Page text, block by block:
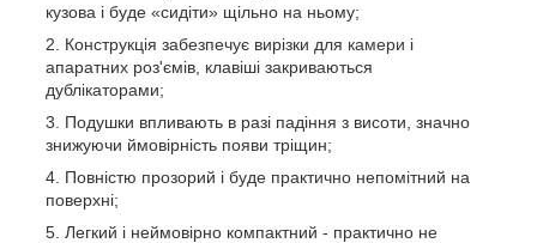
кузова і буде «сидіти» щільно на ньому;
Конструкція забезпечує вирізки для камери і
апаратних роз'ємів, клавіші закриваються
дублікаторами;
Подушки впливають в разі падіння з висоти, значно
знижуючи ймовірність появи тріщин;
Повністю прозорий і буде практично непомітний на
поверхні;
Легкий і неймовірно компактний - практично не